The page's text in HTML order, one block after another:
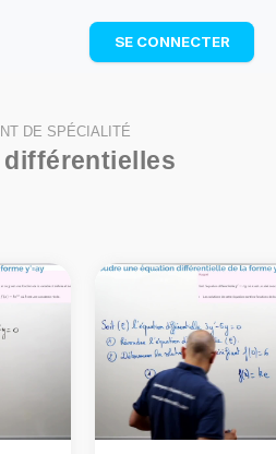
: révise les maths cet
gratuit et progresse avec des
SE CONNECTER
DE SPÉCIALITÉ